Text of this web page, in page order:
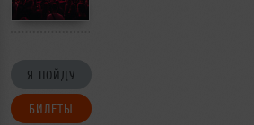
Я ПОЙДУ
БИЛЕТЫ